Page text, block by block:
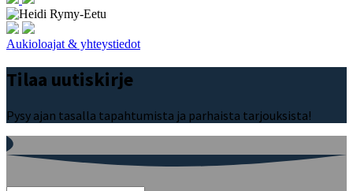
Aukioloajat & yhteystiedot
Tilaa uutiskirje
Pysy ajan tasalla tapahtumista ja parhaista tarjouksista!